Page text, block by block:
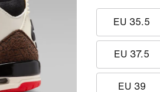
EU 35.5
EU 37.5
EU 39